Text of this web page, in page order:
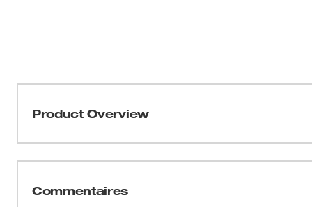
Product Overview
la tête de caméra de 16 mm (48-53-3323) et le câble de
Commentaires